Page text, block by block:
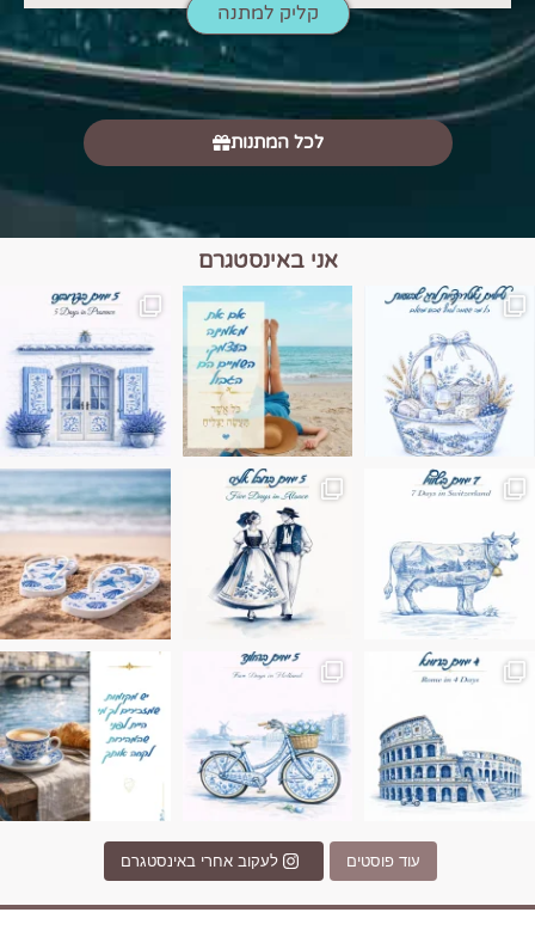
קליק למתנה
לכל המתנות
אני באינסטגרם
הם הגבול 💙🩵
בחבל אלזס צרפת
בחופשה שבו הכל נהיה פשוט יותר. החול, הי
Instagram post
Instagram post 17994326828955248
עוד פוסטים לעקוב אחרי באינסטגרם